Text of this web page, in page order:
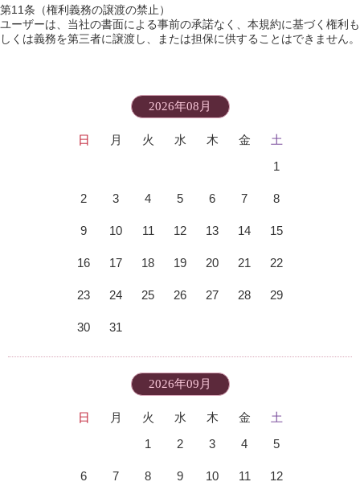
第11条（権利義務の譲渡の禁止）
ユーザーは、当社の書面による事前の承諾なく、本規約に基づく権利も
しくは義務を第三者に譲渡し、または担保に供することはできません。
2026年08月
日 月 火 水 木 金
土
1
2 3 4 5 6 7 8
9 10 11 12 13 14 15
16 17 18 19 20 21 22
23 24 25 26 27 28 29
30 31
2026年09月
日 月 火 水 木 金
土
1
2 3 4 5
6 7 8 9 10 11 12